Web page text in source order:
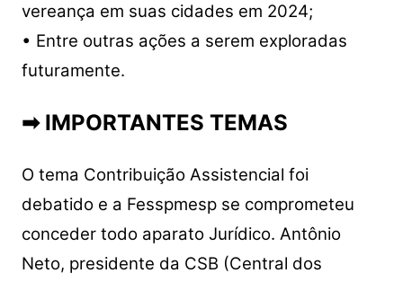
vereança em suas cidades em 2024;
• Entre outras ações a serem exploradas
futuramente.
➡ IMPORTANTES TEMAS
O tema Contribuição Assistencial foi
debatido e a Fesspmesp se comprometeu
conceder todo aparato Jurídico. Antônio
Neto, presidente da CSB (Central dos